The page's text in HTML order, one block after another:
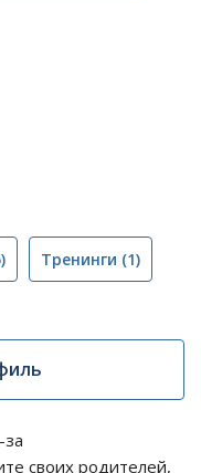
Тренинги (1)
своих родителей,